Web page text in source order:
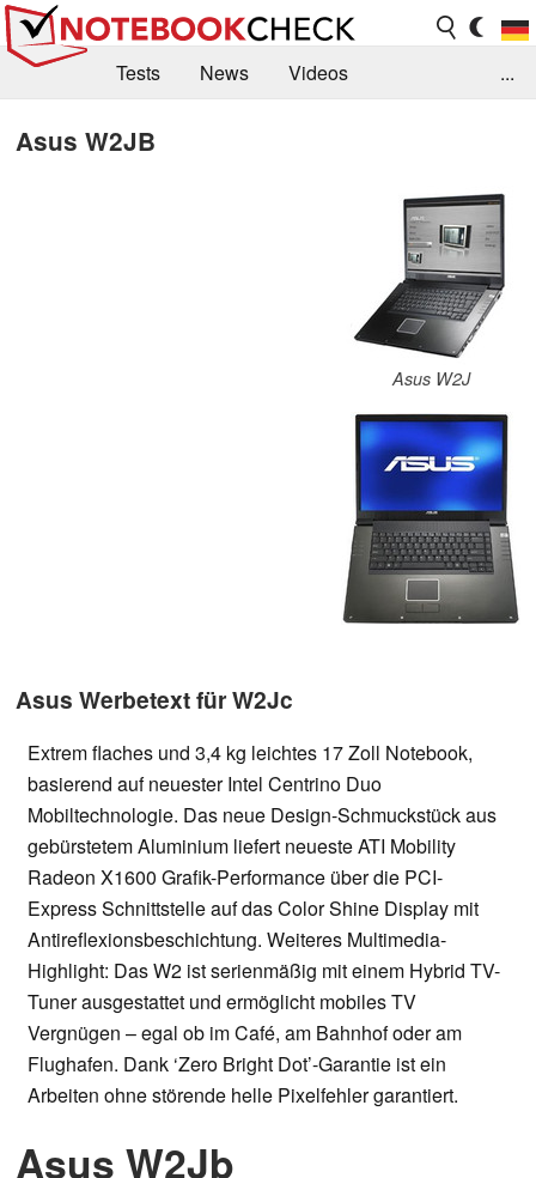
Tests News
Videos
...
Asus W2JB
Asus W2J
Asus Werbetext für W2Jc
Extrem flaches und 3,4 kg leichtes 17 Zoll Notebook,
basierend auf neuester Intel Centrino Duo
Mobiltechnologie. Das neue Design-Schmuckstück aus
gebürstetem Aluminium liefert neueste ATI Mobility
Radeon X1600 Grafik-Performance über die PCI-
Express Schnittstelle auf das Color Shine Display mit
Antireflexionsbeschichtung. Weiteres Multimedia-
Highlight: Das W2 ist serienmäßig mit einem Hybrid TV-
Tuner ausgestattet und ermöglicht mobiles TV
Vergnügen – egal ob im Café, am Bahnhof oder am
Flughafen. Dank ‘Zero Bright Dot’-Garantie ist ein
Arbeiten ohne störende helle Pixelfehler garantiert.
Asus W2Jb